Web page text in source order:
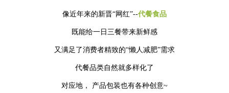
像近年来的新晋“网红”--代餐食品
既能给一日三餐带来新鲜感
又满足了消费者精致的“懒人减肥”需求
代餐品类自然就多样化了
对应地， 产品包装也有各种创意~